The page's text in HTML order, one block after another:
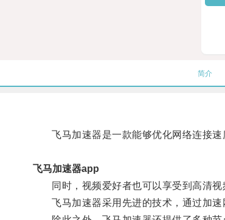
简介
飞马加速器是一款能够优化网络连接速
飞马加速器app
同时，视频爱好者也可以享受到高清视
飞马加速器采用先进的技术，通过加速